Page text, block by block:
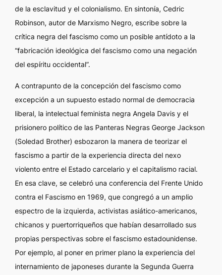
de la esclavitud y el colonialismo. En sintonía, Cedric
Robinson, autor de Marxismo Negro, escribe sobre la
crítica negra del fascismo como un posible antídoto a la
“fabricación ideológica del fascismo como una negación
del espíritu occidental”.
A contrapunto de la concepción del fascismo como
excepción a un supuesto estado normal de democracia
liberal, la intelectual feminista negra Angela Davis y el
prisionero político de las Panteras Negras George Jackson
(Soledad Brother) esbozaron la manera de teorizar el
fascismo a partir de la experiencia directa del nexo
violento entre el Estado carcelario y el capitalismo racial.
En esa clave, se celebró una conferencia del Frente Unido
contra el Fascismo en 1969, que congregó a un amplio
espectro de la izquierda, activistas asiático-americanos,
chicanos y puertorriqueños que habían desarrollado sus
propias perspectivas sobre el fascismo estadounidense.
Por ejemplo, al poner en primer plano la experiencia del
internamiento de japoneses durante la Segunda Guerra